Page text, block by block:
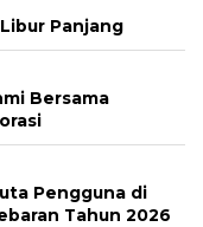
Panjang
Bersama
Pengguna di
Tahun 2026